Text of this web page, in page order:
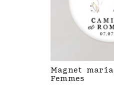
Magnet
Femmes